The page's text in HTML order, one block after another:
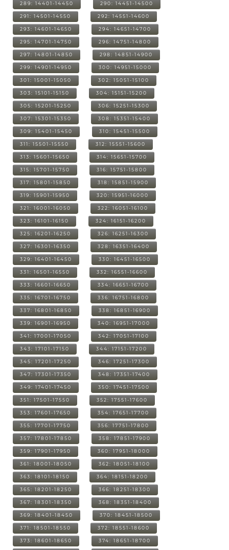
289: 14401-14450 290: 14451-14500
291: 14501-14550 292: 14551-14600
293: 14601-14650 294: 14651-14700
295: 14701-14750 296: 14751-14800
297: 14801-14850 298: 14851-14900
299: 14901-14950 300: 14951-15000
301: 15001-15050 302: 15051-15100
303: 15101-15150 304: 15151-15200
305: 15201-15250 306: 15251-15300
307: 15301-15350 308: 15351-15400
309: 15401-15450 310: 15451-15500
311: 15501-15550 312: 15551-15600
313: 15601-15650 314: 15651-15700
315: 15701-15750 316: 15751-15800
317: 15801-15850 318: 15851-15900
319: 15901-15950 320: 15951-16000
321: 16001-16050 322: 16051-16100
323: 16101-16150 324: 16151-16200
325: 16201-16250 326: 16251-16300
327: 16301-16350 328: 16351-16400
329: 16401-16450 330: 16451-16500
331: 16501-16550 332: 16551-16600
333: 16601-16650 334: 16651-16700
335: 16701-16750 336: 16751-16800
337: 16801-16850 338: 16851-16900
339: 16901-16950 340: 16951-17000
341: 17001-17050 342: 17051-17100
343: 17101-17150 344: 17151-17200
345: 17201-17250 346: 17251-17300
347: 17301-17350 348: 17351-17400
349: 17401-17450 350: 17451-17500
351: 17501-17550 352: 17551-17600
353: 17601-17650 354: 17651-17700
355: 17701-17750 356: 17751-17800
357: 17801-17850 358: 17851-17900
359: 17901-17950 360: 17951-18000
361: 18001-18050 362: 18051-18100
363: 18101-18150 364: 18151-18200
365: 18201-18250 366: 18251-18300
367: 18301-18350 368: 18351-18400
369: 18401-18450 370: 18451-18500
371: 18501-18550 372: 18551-18600
373: 18601-18650 374: 18651-18700